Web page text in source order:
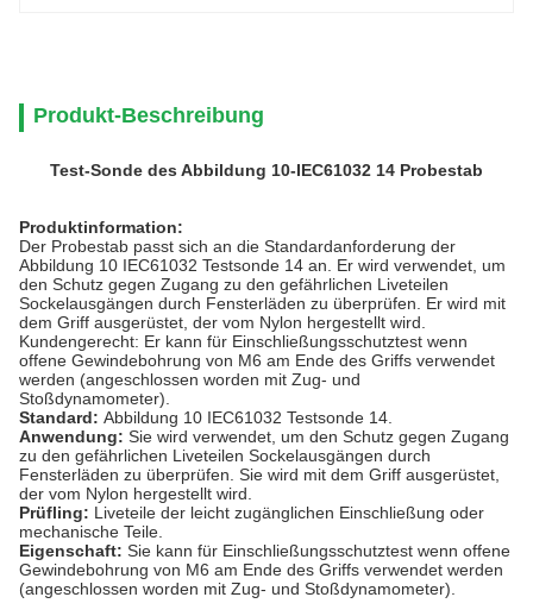
Produkt-Beschreibung
Test-Sonde des Abbildung 10-IEC61032 14 Probestab
Produktinformation:
Der Probestab passt sich an die Standardanforderung der
Abbildung 10 IEC61032 Testsonde 14 an. Er wird verwendet, um
den Schutz gegen Zugang zu den gefährlichen Liveteilen
Sockelausgängen durch Fensterläden zu überprüfen. Er wird mit
dem Griff ausgerüstet, der vom Nylon hergestellt wird.
Kundengerecht: Er kann für Einschließungsschutztest wenn
offene Gewindebohrung von M6 am Ende des Griffs verwendet
werden (angeschlossen worden mit Zug- und
Stoßdynamometer).
Standard: Abbildung 10 IEC61032 Testsonde 14.
Anwendung: Sie wird verwendet, um den Schutz gegen Zugang
zu den gefährlichen Liveteilen Sockelausgängen durch
Fensterläden zu überprüfen. Sie wird mit dem Griff ausgerüstet,
der vom Nylon hergestellt wird.
Prüfling: Liveteile der leicht zugänglichen Einschließung oder
mechanische Teile.
Eigenschaft: Sie kann für Einschließungsschutztest wenn offene
Gewindebohrung von M6 am Ende des Griffs verwendet werden
(angeschlossen worden mit Zug- und Stoßdynamometer).